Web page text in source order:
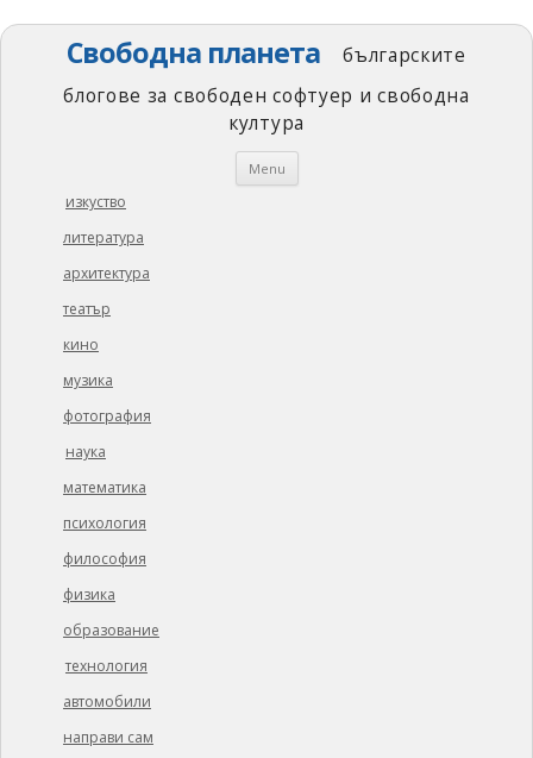
Свободна планета
българските
блогове за свободен софтуер и свободна
култура
Menu Skip
изкуство
литература
архитектура
театър
кино
музика
фотография
наука
математика
психология
философия
физика
образование
технология
автомобили
направи сам